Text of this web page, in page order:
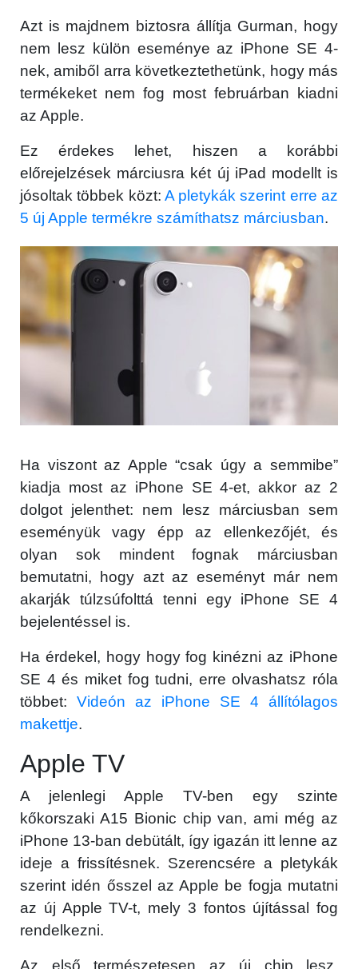
Azt is majdnem biztosra állítja Gurman, hogy
nem lesz külön eseménye az iPhone SE 4-
nek, amiből arra következtethetünk, hogy más
termékeket nem fog most februárban kiadni
az Apple.
Ez érdekes lehet, hiszen a korábbi
előrejelzések márciusra két új iPad modellt is
jósoltak többek közt: A pletykák szerint erre az
5 új Apple termékre számíthatsz márciusban.
Ha viszont az Apple “csak úgy a semmibe”
kiadja most az iPhone SE 4-et, akkor az 2
dolgot jelenthet: nem lesz márciusban sem
eseményük vagy épp az ellenkezőjét, és
olyan sok mindent fognak márciusban
bemutatni, hogy azt az eseményt már nem
akarják túlzsúfolttá tenni egy iPhone SE 4
bejelentéssel is.
Ha érdekel, hogy hogy fog kinézni az iPhone
SE 4 és miket fog tudni, erre olvashatsz róla
többet: Videón az iPhone SE 4 állítólagos
makettje.
Apple TV
A jelenlegi Apple TV-ben egy szinte
kőkorszaki A15 Bionic chip van, ami még az
iPhone 13-ban debütált, így igazán itt lenne az
ideje a frissítésnek. Szerencsére a pletykák
szerint idén ősszel az Apple be fogja mutatni
az új Apple TV-t, mely 3 fontos újítással fog
rendelkezni.
Az első természetesen az új chip lesz.